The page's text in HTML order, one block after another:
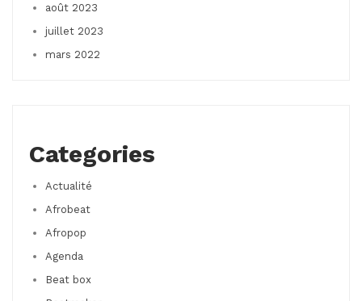
août 2023
juillet 2023
mars 2022
Categories
Actualité
Afrobeat
Afropop
Agenda
Beat box